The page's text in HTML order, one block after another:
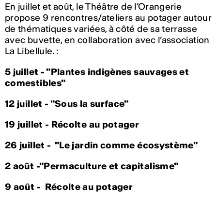
En juillet et août, le Théâtre de l’Orangerie
propose 9 rencontres/ateliers au potager autour
de thématiques variées, à côté de sa terrasse
avec buvette, en collaboration avec l’association
La Libellule. :
5 juillet -"Plantes indigènes sauvages et
comestibles"
12 juillet - "Sous la surface"
19 juillet - Récolte au potager
26 juillet -"Le jardin comme écosystème"
2 août -"Permaculture et capitalisme"
9 août - Récolte au potager